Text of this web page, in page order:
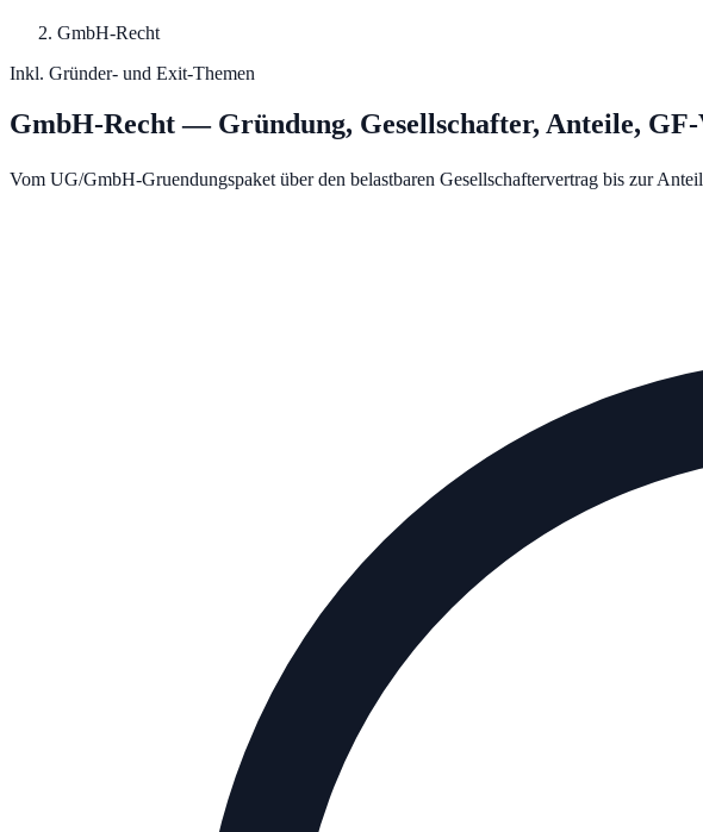
GmbH-Recht
Inkl. Gründer- und Exit-Themen
GmbH-Recht — Gründung, Gesellschafter, Anteile,
Vom UG/GmbH-Gruendungspaket über den belastbaren Gesellschaftervertrag bis zur